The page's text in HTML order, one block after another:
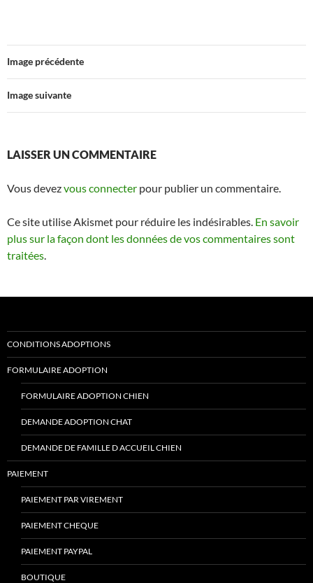
Image précédente
Image suivante
LAISSER UN COMMENTAIRE
Vous devezvous connecter pour publier un commentaire.
Ce site utilise Akismet pour réduire les indésirables. En savoir
plus sur la façon dont les données de vos commentaires sont
traitées
CONDITIONS ADOPTIONS
FORMULAIRE ADOPTION
FORMULAIRE ADOPTION CHIEN
DEMANDE ADOPTION CHAT
DEMANDE DE FAMILLE D ACCUEIL CHIEN
PAIEMENT
PAIEMENT PAR VIREMENT
PAIEMENT CHEQUE
PAIEMENT PAYPAL
BOUTIQUE